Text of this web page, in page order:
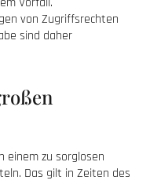
von Zugriffsrechten
sind daher
einem zu sorglosen
Das gilt in Zeiten des